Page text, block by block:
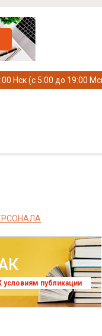
Нск (с 5:00 до 19:00
условиям публикации